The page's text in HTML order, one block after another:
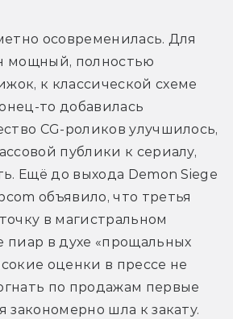
осовременилась. Для
мощный, полностью
к классической схеме
то добавилась
CG-роликов улучшилось,
публики к сериалу,
Ещё до выхода Demon Siege
объявило, что третья
в магистральном
пиар в духе «прощальных
оценки в прессе не
по продажам первые
закономерно шла к закату.